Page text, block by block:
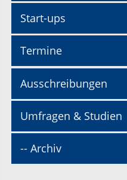
Start-ups
Termine
Ausschreibungen
Umfragen & Studien
-- Archiv